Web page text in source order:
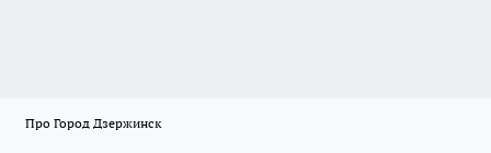
Про Город Дзержинск